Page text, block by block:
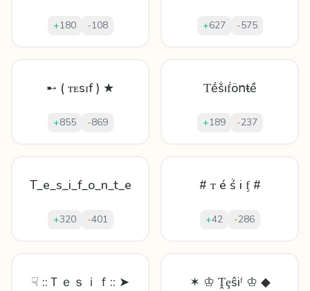
+180 -108 +627 -575
➸ ( ᴛᴇsɪf ) ★
+855 -869
Ƭḗṧıḟöոŧề
+189 -237
T_e_s_i_f_o_n_t_e
+320 -401
# ᴛ é ṥ i ᶂ #
+42 -286
☟ ::Ｔｅｓｉｆ:: ➤ ✶ ♔ Ṱȩŝiᶠ ♔ ◆